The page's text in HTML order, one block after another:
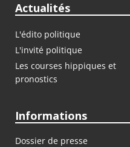
Actualités
L'édito politique
L'invité politique
Les courses hippiques et
pronostics
Informations
Dossier de presse